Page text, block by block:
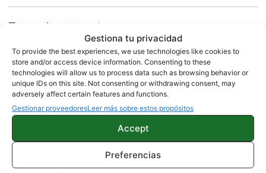
Gestiona tu privacidad
To provide the best experiences, we use technologies like cookies to
store and/or access device information. Consenting to these
technologies will allow us to process data such as browsing behavior or
unique IDs on this site. Not consenting or withdrawing consent, may
adversely affect certain features and functions.
Gestionar proveedoresLeer más sobre estos propósitos
Accept
Preferencias
Fuente | 9to5google.com
NOTICIAS
Sobre este autor